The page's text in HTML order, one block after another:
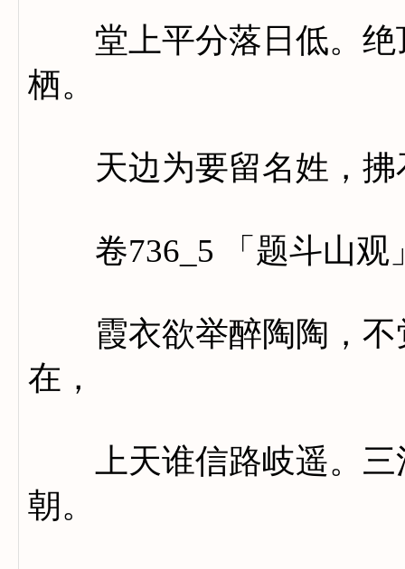
堂上平分落日低。绝
栖。
天边为要留名姓，拂
卷736_5 「题斗山观
霞衣欲举醉陶陶，不
在，
上天谁信路岐遥。三
朝。